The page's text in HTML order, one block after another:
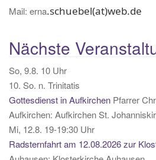
Mail: erna.schuebel(at)web.de
Nächste
So, 9.8. 10 Uhr
10. So. n. Trinitatis
Gottesdienst in Aufkirchen Pfarrer
Aufkirchen: Aufkirchen St.
Mi, 12.8. 19-19:30 Uhr
Radsternfahrt am 12.08.2026 zur